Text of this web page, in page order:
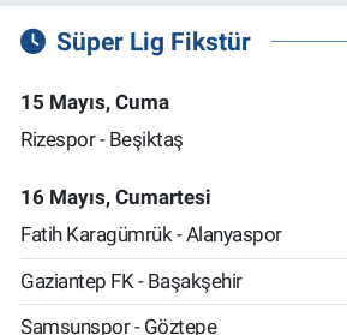
Süper Lig Fikstür
15 Mayıs, Cuma
Rizespor - Beşiktaş
16 Mayıs, Cumartesi
Fatih Karagümrük - Alanyaspor
Gaziantep FK - Başakşehir
Samsunspor - Göztepe